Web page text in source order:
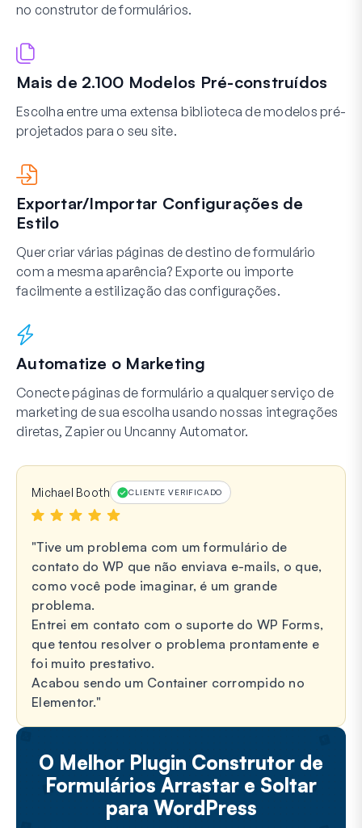
no construtor de formulários.
Mais de 2.100 Modelos Pré-construídos
Escolha entre uma extensa biblioteca de modelos pré-
projetados para o seu site.
Exportar/Importar Configurações de
Estilo
Quer criar várias páginas de destino de formulário
com a mesma aparência? Exporte ou importe
facilmente a estilização das configurações.
Automatize o Marketing
Conecte páginas de formulário a qualquer serviço de
marketing de sua escolha usando nossas integrações
diretas, Zapier ou Uncanny Automator.
Michael Booth CLIENTE VERIFICADO
Tive um problema com um formulário de
contato do WP que não enviava e-mails, o que,
como você pode imaginar, é um grande
problema.
Entrei em contato com o suporte do WP Forms,
que tentou resolver o problema prontamente e
foi muito prestativo.
Acabou sendo um Container corrompido no
Elementor.
O Melhor Plugin Construtor de
Formulários Arrastar e Soltar
para WordPress